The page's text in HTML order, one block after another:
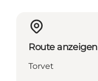
Route anzeigen
Torvet